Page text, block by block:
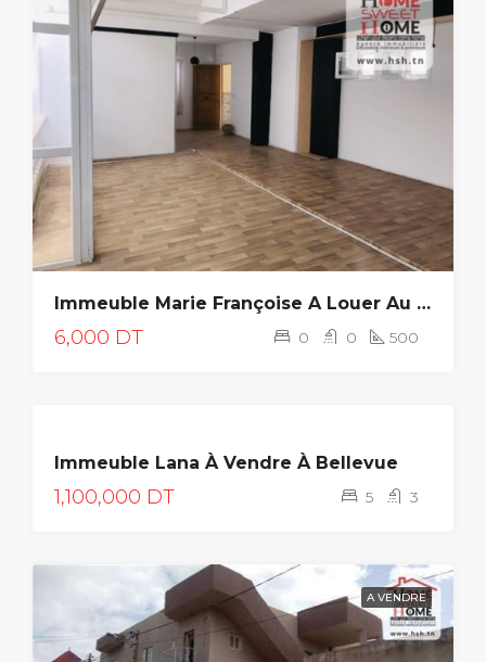
Immeuble Marie Françoise A Louer Au Centre Ville
6,000 DT 0 0 500
VENDRE
Immeuble Lana À Vendre À Bellevue
1,100,000 DT 5 3
A VENDRE